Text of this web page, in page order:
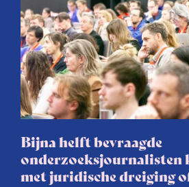
Bijna helft bevraagde
onderzoeksjournalisten
met juridische dreiging